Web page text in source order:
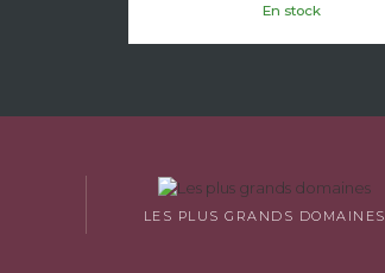
En stock
LES PLUS GRANDS DOMAINES